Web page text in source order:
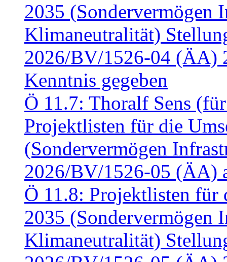
2035 (Sondervermögen
Klimaneutralität)
2026/BV/1526-04 (ÄA)
Kenntnis gegeben
Ö 11.7: Thoralf Sens
Projektlisten für die
(Sondervermögen
2026/BV/1526-05 (ÄA)
Ö 11.8: Projektlisten für
2035 (Sondervermögen
Klimaneutralität)